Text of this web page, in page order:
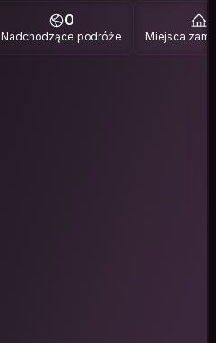
0
Nadchodzące podróże Miejsca